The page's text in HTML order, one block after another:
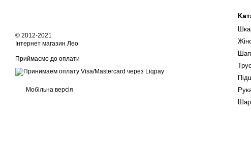
© 2012-2021
Інтернет магазин Лео
Приймаємо до оплати
Мобільна версія